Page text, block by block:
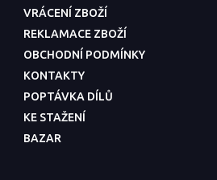
VRÁCENÍ ZBOŽÍ
REKLAMACE ZBOŽÍ
OBCHODNÍ PODMÍNKY
KONTAKTY
POPTÁVKA DÍLŮ
KE STAŽENÍ
BAZAR